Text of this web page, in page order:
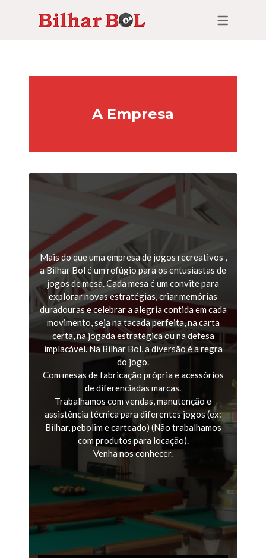
A Empresa
Mais do que uma empresa de jogos recreativos ,
a Bilhar Bol é um refúgio para os entusiastas de
jogos de mesa. Cada mesa é um convite para
explorar novas estratégias, criar memórias
duradouras e celebrar a alegria contida em cada
movimento, seja na tacada perfeita, na carta
certa, na jogada estratégica ou na defesa
implacável. Na Bilhar Bol, a diversão é a regra
do jogo.
Com mesas de fabricação própria e acessórios
de diferenciadas marcas.
Trabalhamos com vendas, manutenção e
assistência técnica para diferentes jogos (ex:
Bilhar, pebolim e carteado) (Não trabalhamos
com produtos para locação).
Venha nos conhecer.